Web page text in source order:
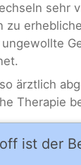
sehr
zu
ärztlich
Therapie
ist der